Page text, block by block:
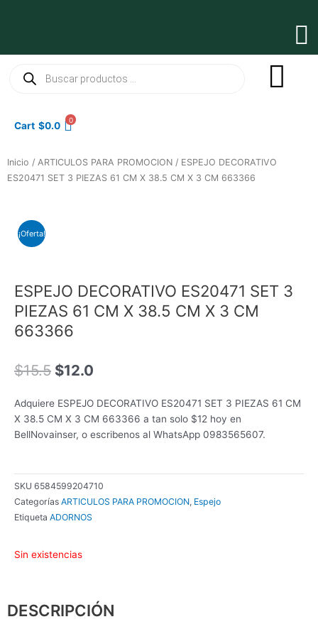
productos
Cart $0.0
0
Inicio / ARTICULOS PARA PROMOCION / ESPEJO DECORATIVO
ES20471 SET 3 PIEZAS 61 CM X 38.5 CM X 3 CM 663366
¡Oferta!
ESPEJO DECORATIVO ES20471 SET 3
PIEZAS 61 CM X 38.5 CM X 3 CM
663366
$15.5 El
original
era:
$15.5.
$12.0
actual
es:
$12.0.
Adquiere ESPEJO DECORATIVO ES20471 SET 3 PIEZAS 61 CM
X 38.5 CM X 3 CM 663366 a tan solo $12 hoy en
BellNovainser, o escribenos al WhatsApp 0983565607.
SKU 6584599204710
Categorías ARTICULOS PARA PROMOCION, Espejo
Etiqueta ADORNOS
Sin existencias
DESCRIPCIÓN